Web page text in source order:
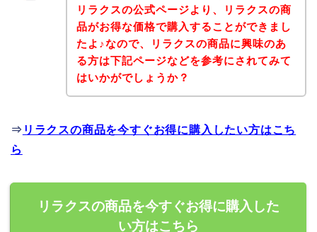
リラクスの公式ページより、リラクスの商
品がお得な価格で購入することができまし
たよ♪なので、リラクスの商品に興味のあ
る方は下記ページなどを参考にされてみて
はいかがでしょうか？
⇒ リラクスの商品を今すぐお得に購入したい方はこち
ら
リラクスの商品を今すぐお得に購入した
い方はこちら